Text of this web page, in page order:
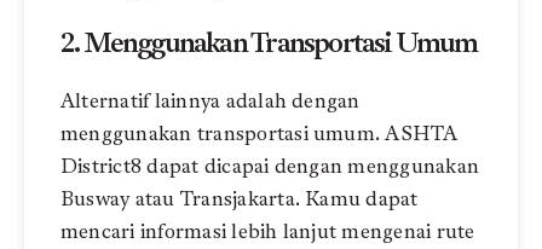
2. Menggunakan Transportasi Umum
Alternatif lainnya adalah dengan
menggunakan transportasi umum. ASHTA
District8 dapat dicapai dengan menggunakan
Busway atau Transjakarta. Kamu dapat
mencari informasi lebih lanjut mengenai rute